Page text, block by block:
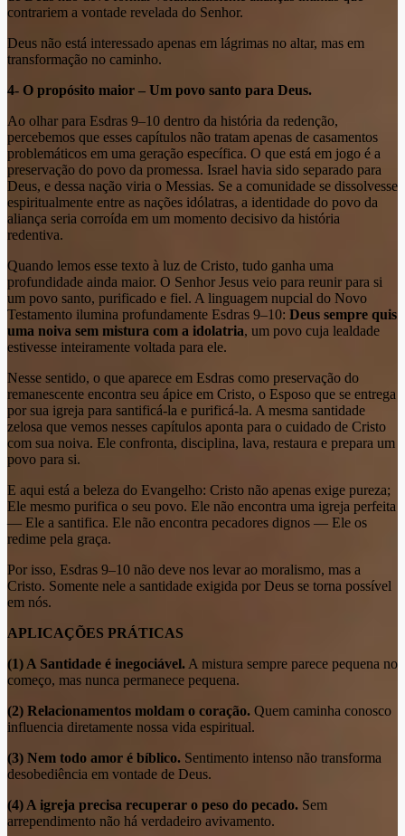
contrariem a vontade revelada do Senhor.
Deus não está interessado apenas em lágrimas no altar, mas em
transformação no caminho.
4- O propósito maior – Um povo santo para Deus.
Ao olhar para Esdras 9–10 dentro da história da redenção,
percebemos que esses capítulos não tratam apenas de casamentos
problemáticos em uma geração específica. O que está em jogo é a
preservação do povo da promessa. Israel havia sido separado para
Deus, e dessa nação viria o Messias. Se a comunidade se dissolvesse
espiritualmente entre as nações idólatras, a identidade do povo da
aliança seria corroída em um momento decisivo da história
redentiva.
Quando lemos esse texto à luz de Cristo, tudo ganha uma
profundidade ainda maior. O Senhor Jesus veio para reunir para si
um povo santo, purificado e fiel. A linguagem nupcial do Novo
Testamento ilumina profundamente Esdras 9–10: Deus sempre quis
uma noiva sem mistura com a idolatria, um povo cuja lealdade
estivesse inteiramente voltada para ele.
Nesse sentido, o que aparece em Esdras como preservação do
remanescente encontra seu ápice em Cristo, o Esposo que se entrega
por sua igreja para santificá-la e purificá-la. A mesma santidade
zelosa que vemos nesses capítulos aponta para o cuidado de Cristo
com sua noiva. Ele confronta, disciplina, lava, restaura e prepara um
povo para si.
E aqui está a beleza do Evangelho: Cristo não apenas exige pureza;
Ele mesmo purifica o seu povo. Ele não encontra uma igreja perfeita
— Ele a santifica. Ele não encontra pecadores dignos — Ele os
redime pela graça.
Por isso, Esdras 9–10 não deve nos levar ao moralismo, mas a
Cristo. Somente nele a santidade exigida por Deus se torna possível
em nós.
APLICAÇÕES PRÁTICAS
(1) A Santidade é inegociável. A mistura sempre parece pequena no
começo, mas nunca permanece pequena.
(2) Relacionamentos moldam o coração. Quem caminha conosco
influencia diretamente nossa vida espiritual.
(3) Nem todo amor é bíblico. Sentimento intenso não transforma
desobediência em vontade de Deus.
(4) A igreja precisa recuperar o peso do pecado. Sem
arrependimento não há verdadeiro avivamento.